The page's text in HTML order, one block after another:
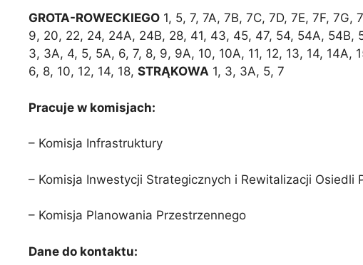
GROTA-ROWECKIEGO 1, 5, 7, 7A, 7B, 7C, 7D, 7E, 7F, 7G,
9, 20, 22, 24, 24A, 24B, 28, 41, 43, 45, 47, 54, 54A, 54B,
3, 3A, 4, 5, 5A, 6, 7, 8, 9, 9A, 10, 10A, 11, 12, 13, 14, 14A,
6, 8, 10, 12, 14, 18, STRĄKOWA 1, 3, 3A, 5, 7
Pracuje w komisjach:
– Komisja Infrastruktury
– Komisja Inwestycji Strategicznych i Rewitalizacji Osiedli
– Komisja Planowania Przestrzennego
Dane do kontaktu: